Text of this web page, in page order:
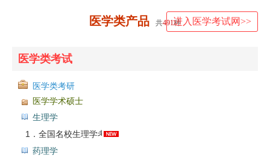
医学类产品 共491种
进入医学考试网>>
医学类考试
医学类考研
医学学术硕士
生理学
1． 全国名校生理学考研真题汇总
药理学